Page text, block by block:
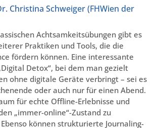
Christina Schweiger (FHWien der
Achtsamkeitsübungen gibt es
Praktiken und Tools, die die
fördern können. Eine interessante
Detox“, bei dem man gezielt
ohne digitale Geräte verbringt – sei es
oder auch nur für einen Abend.
für echte Offline-Erlebnisse und
„immer-online“-Zustand zu
können strukturierte Journaling-